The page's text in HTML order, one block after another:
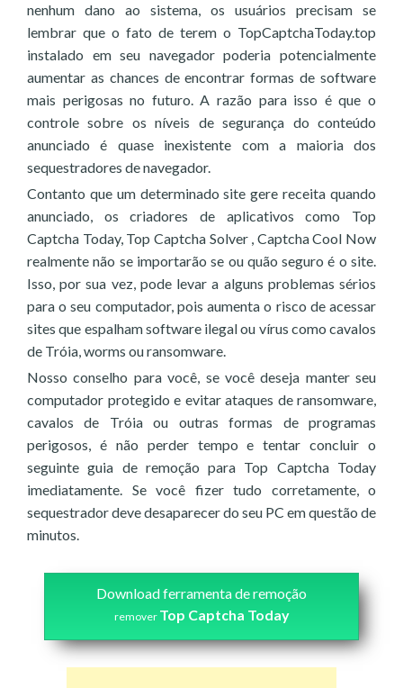
nenhum dano ao sistema, os usuários precisam se
lembrar que o fato de terem o TopCaptchaToday.top
instalado em seu navegador poderia potencialmente
aumentar as chances de encontrar formas de software
mais perigosas no futuro. A razão para isso é que o
controle sobre os níveis de segurança do conteúdo
anunciado é quase inexistente com a maioria dos
sequestradores de navegador.
Contanto que um determinado site gere receita quando
anunciado, os criadores de aplicativos como Top
Captcha Today, Top Captcha Solver , Captcha Cool Now
realmente não se importarão se ou quão seguro é o site.
Isso, por sua vez, pode levar a alguns problemas sérios
para o seu computador, pois aumenta o risco de acessar
sites que espalham software ilegal ou vírus como cavalos
de Tróia, worms ou ransomware.
Nosso conselho para você, se você deseja manter seu
computador protegido e evitar ataques de ransomware,
cavalos de Tróia ou outras formas de programas
perigosos, é não perder tempo e tentar concluir o
seguinte guia de remoção para Top Captcha Today
imediatamente. Se você fizer tudo corretamente, o
sequestrador deve desaparecer do seu PC em questão de
minutos.
Download ferramenta de remoção
remover Top Captcha Today